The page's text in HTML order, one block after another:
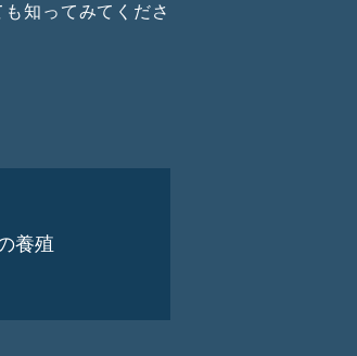
知ってみてくださ
養殖